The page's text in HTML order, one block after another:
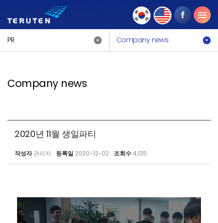
PR Company news
Company news
2020년 11월 생일파티
작성자 관리자 등록일 2020-12-02 조회수4,135